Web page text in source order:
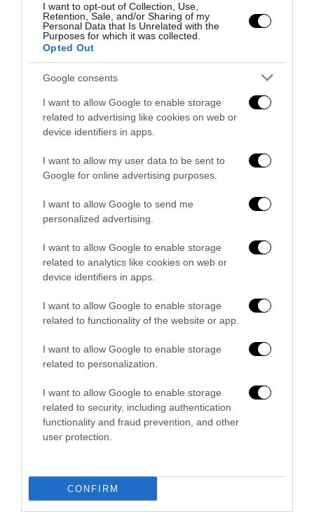
I want to opt-out of Collection, Use,
Retention, Sale, and/or Sharing of my
Personal Data that Is Unrelated with the
Purposes for which it was collected.
Opted Out
Google consents
I want to allow Google to enable storage
related to advertising like cookies on web or
device identifiers in apps.
I want to allow my user data to be sent to
Google for online advertising purposes.
I want to allow Google to send me
personalized advertising.
I want to allow Google to enable storage
related to analytics like cookies on web or
device identifiers in apps.
I want to allow Google to enable storage
related to functionality of the website or app.
I want to allow Google to enable storage
related to personalization.
I want to allow Google to enable storage
related to security, including authentication
functionality and fraud prevention, and other
user protection.
CONFIRM
Bonaccini e il mito delle barricate di Parma: quando
l’antifascismo copia il fascismo
6 Agosto 2026
veto del disordine
6 Agosto 2026